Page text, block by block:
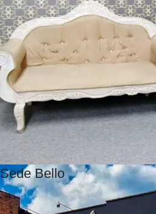
Sede Bello